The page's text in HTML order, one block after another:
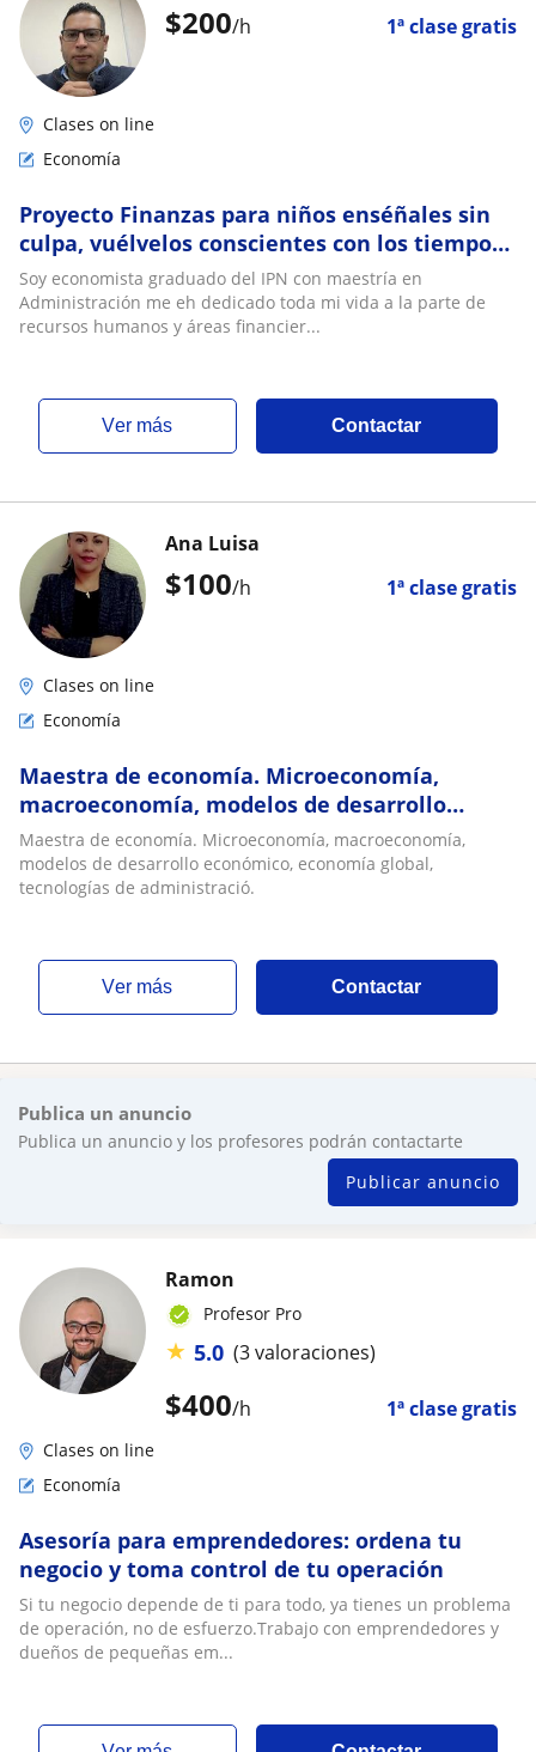
$200/h 1ª clase gratis
Clases on line
Economía
Proyecto Finanzas para niños enséñales sin
culpa, vuélvelos conscientes con los tiempos
de hoy
Soy economista graduado del IPN con maestría en
Administración me eh dedicado toda mi vida a la parte de
recursos humanos y áreas financier...
ver más Contactar
$100/h 1ª clase gratis
Ana Luisa
Clases on line
Economía
Maestra de economía. Microeconomía,
macroeconomía, modelos de desarrollo
económico, economía global, tecnologías de
administració
Maestra de economía. Microeconomía, macroeconomía,
modelos de desarrollo económico, economía global,
tecnologías de administració.
ver más Contactar
Publica un anuncio
Publica un anuncio y los profesores podrán contactarte
Publicar anuncio
$400/h 1ª clase gratis
Ramon
Profesor Pro
★ 5.0 (3 valoraciones)
Clases on line
Economía
Asesoría para emprendedores: ordena tu
negocio y toma control de tu operación
Si tu negocio depende de ti para todo, ya tienes un problema
de operación, no de esfuerzo.Trabajo con emprendedores y
dueños de pequeñas em...